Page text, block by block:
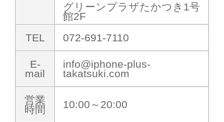
グリーンプラザたかつき1号
館2F
TEL
072-691-7110
E-
mail
info@iphone-plus-
takatsuki.com
営業
時間
10:00～20:00